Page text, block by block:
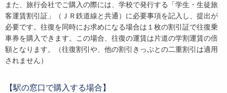
また、旅行会社でご購入の際には、学校で発行する「学生・生徒旅
客運賃割引証」（ＪＲ鉄道線と共通）に必要事項を記入し、提出が
必要です。往復を同時にお求めになる場合は１枚の割引証で往復乗
車券を購入できます。この場合、往復の運賃は片道の学割運賃の倍
額となります。（往復割引や、他の割引きっぷとの二重割引は適用
されません）
【駅の窓口で購入する場合】